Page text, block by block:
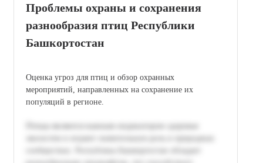
Проблемы охраны и сохранения
разнообразия птиц Республики
Башкортостан
Оценка угроз для птиц и обзор охранных
мероприятий, направленных на сохранение их
популяций в регионе.